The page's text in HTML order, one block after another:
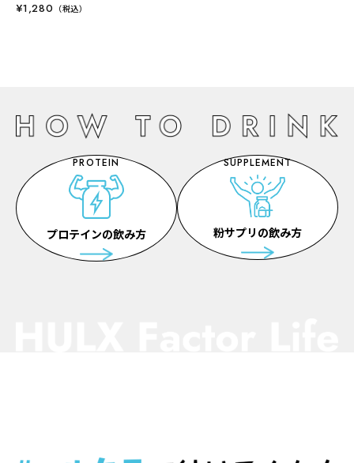
に、抗酸化作用を持つ栄養素です。
持に役立つ栄養素です。
・銅は、多くの体内酵素の正常な働きと骨の形成を助け
る栄養素です。
製造国
日本
賞味期限
製造から2年
¥1,280 （税込）
PROTEIN
プロテインの飲み方
SUPPLEMENT
粉サプリの飲み方